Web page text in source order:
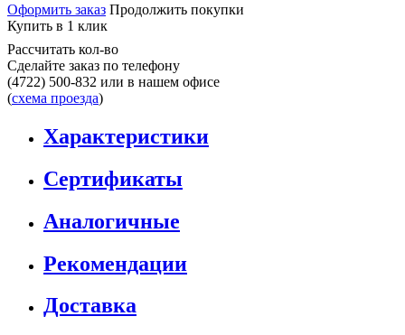
Оформить заказ Продолжить покупки
Купить в 1 клик
Рассчитать кол-во
Сделайте заказ по телефону
(4722) 500-832 или в нашем офисе
(схема проезда)
Характеристики
Сертификаты
Аналогичные
Рекомендации
Доставка